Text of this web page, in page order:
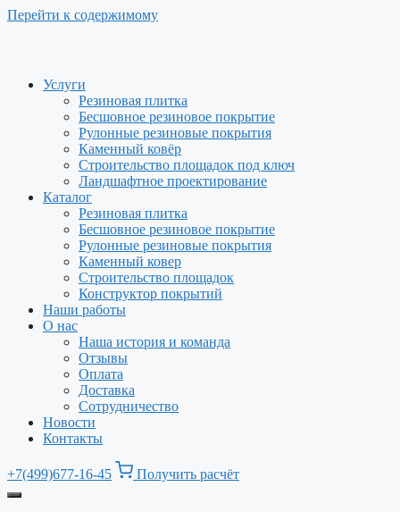
Перейти к содержимому
Услуги
Резиновая плитка
Бесшовное резиновое покрытие
Рулонные резиновые покрытия
Каменный ковёр
Строительство площадок под ключ
Ландшафтное проектирование
Каталог
Резиновая плитка
Бесшовное резиновое покрытие
Рулонные резиновые покрытия
Каменный ковер
Строительство площадок
Конструктор покрытий
Наши работы
О нас
Наша история и команда
Отзывы
Оплата
Доставка
Сотрудничество
Новости
Контакты
+7(499)677-16-45 Получить расчёт